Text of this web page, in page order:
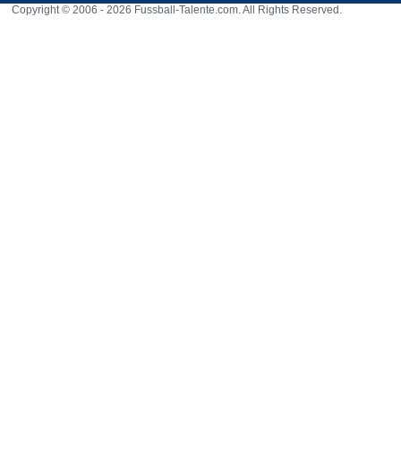
Copyright © 2006 - 2026 Fussball-Talente.com. All Rights Reserved.